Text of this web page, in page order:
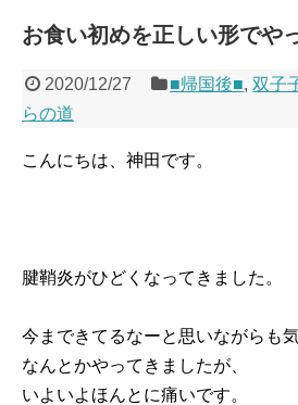
お食い初めを正しい形でや
2020/12/27 ■帰国後■,双子
らの道
こんにちは、神田です。
腱鞘炎がひどくなってきました。
今まできてるなーと思いながらも
なんとかやってきましたが、
いよいよほんとに痛いです。